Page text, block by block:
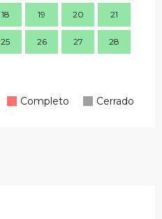
18 19 20 21
25 26 27 28
Completo Cerrado